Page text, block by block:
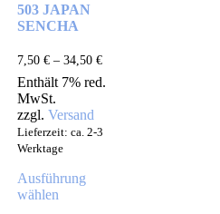
503 JAPAN
SENCHA
7,50 € – 34,50 €
Enthält 7% red.
MwSt.
zzgl. Versand
Lieferzeit: ca. 2-3
Werktage
Ausführung
wählen